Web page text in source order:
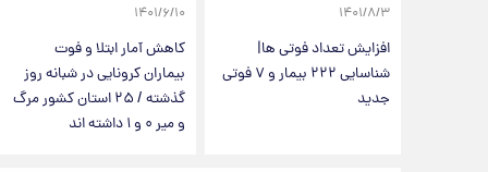
۱۴۰۱/۸/۳
افزایش تعداد فوتی ها|
شناسایی ۲۲۲ بیمار و ۷ فوتی
جدید
۱۴۰۱/۶/۱۰
کاهش آمار ابتلا و فوت
بیماران کرونایی در شبانه روز
گذشته / ۲۵ استان کشور مرگ
و میر ۰ و ۱ داشته اند